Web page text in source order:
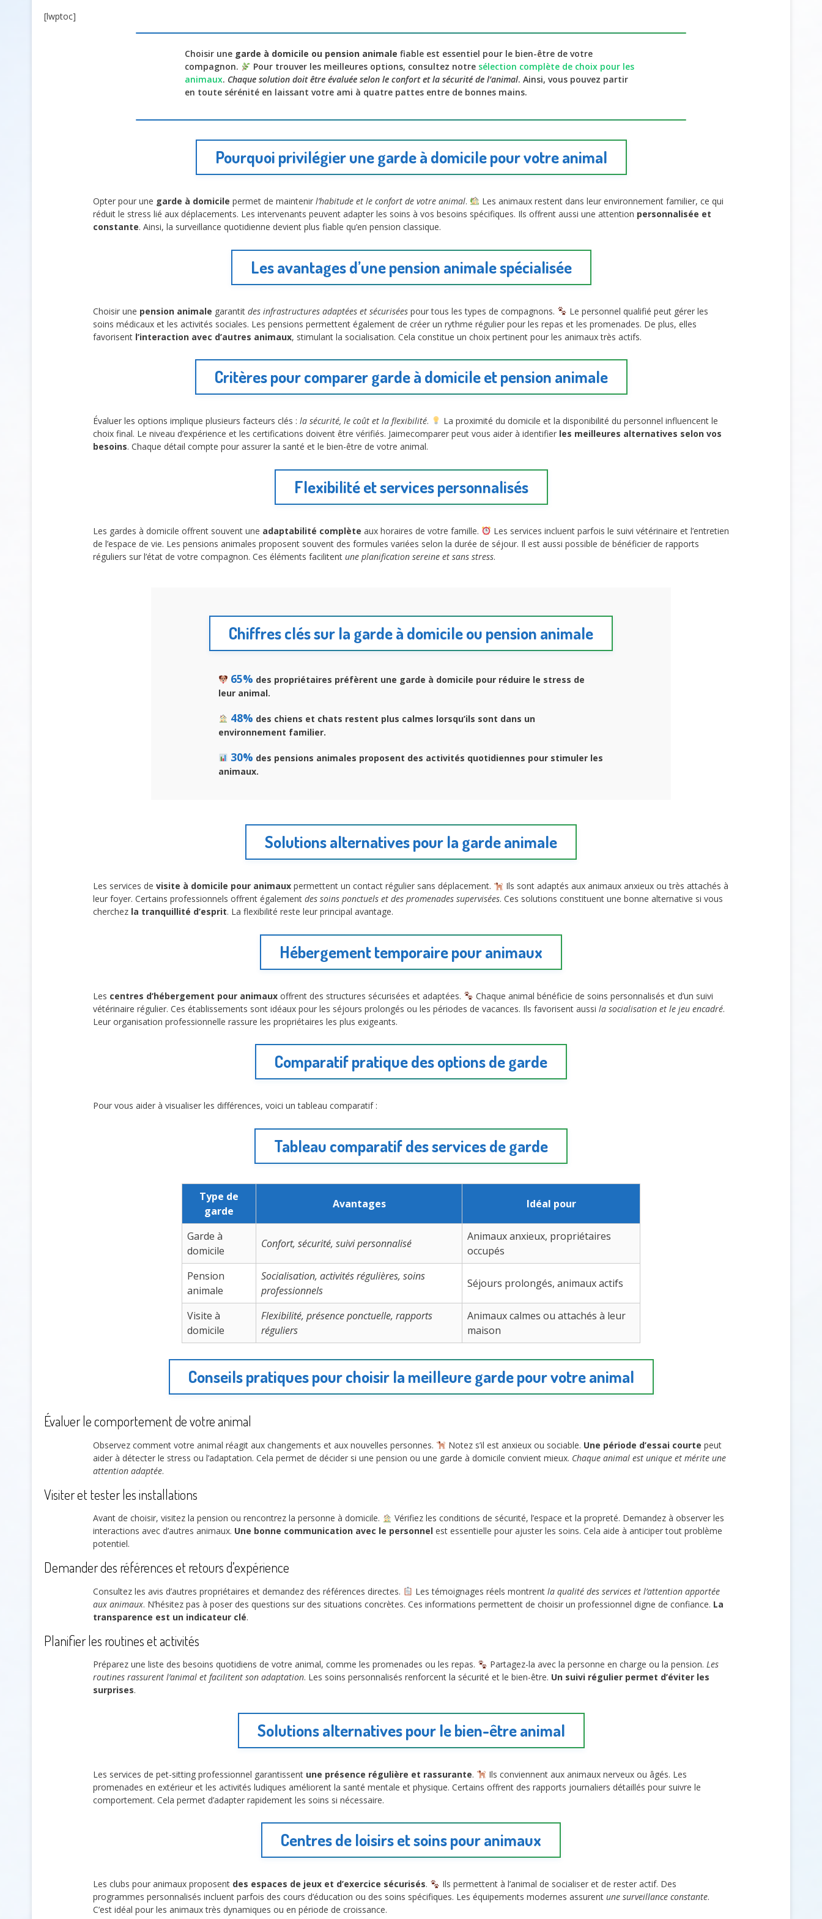
[lwptoc]
Choisir une garde à domicile ou pension animale fiable est essentiel pour le bien-être de votre
compagnon.
Pour trouver les meilleures options, consultez notre sélection complète de choix pour les
animaux. Chaque solution doit être évaluée selon le confort et la sécurité de l’animal. Ainsi, vous pouvez partir
en toute sérénité en laissant votre ami à quatre pattes entre de bonnes mains.
Pourquoi privilégier une garde à domicile pour votre animal
Opter pour une garde à domicile permet de maintenir l’habitude et le confort de votre animal.
Les animaux restent dans leur environnement familier, ce qui
réduit le stress lié aux déplacements. Les intervenants peuvent adapter les soins à vos besoins spécifiques. Ils offrent aussi une attention personnalisée et
constante. Ainsi, la surveillance quotidienne devient plus fiable qu’en pension classique.
Les avantages d’une pension animale spécialisée
Choisir une pension animale garantit des infrastructures adaptées et sécurisées pour tous les types de compagnons.
Le personnel qualifié peut gérer les
soins médicaux et les activités sociales. Les pensions permettent également de créer un rythme régulier pour les repas et les promenades. De plus, elles
favorisent l’interaction avec d’autres animaux, stimulant la socialisation. Cela constitue un choix pertinent pour les animaux très actifs.
Critères pour comparer garde à domicile et pension animale
Évaluer les options implique plusieurs facteurs clés : la sécurité, le coût et la flexibilité.
La proximité du domicile et la disponibilité du personnel influencent le
choix final. Le niveau d’expérience et les certifications doivent être vérifiés. Jaimecomparer peut vous aider à identifier les meilleures alternatives selon vos
besoins. Chaque détail compte pour assurer la santé et le bien-être de votre animal.
Flexibilité et services personnalisés
Les gardes à domicile offrent souvent une adaptabilité complète aux horaires de votre famille.
Les services incluent parfois le suivi vétérinaire et l’entretien
de l’espace de vie. Les pensions animales proposent souvent des formules variées selon la durée de séjour. Il est aussi possible de bénéficier de rapports
réguliers sur l’état de votre compagnon. Ces éléments facilitent une planification sereine et sans stress.
Chiffres clés sur la garde à domicile ou pension animale
65% des propriétaires préfèrent une garde à domicile pour réduire le stress de
leur animal.
48% des chiens et chats restent plus calmes lorsqu’ils sont dans un
environnement familier.
30% des pensions animales proposent des activités quotidiennes pour stimuler les
animaux.
Solutions alternatives pour la garde animale
Les services de visite à domicile pour animaux permettent un contact régulier sans déplacement.
Ils sont adaptés aux animaux anxieux ou très attachés à
leur foyer. Certains professionnels offrent également des soins ponctuels et des promenades supervisées. Ces solutions constituent une bonne alternative si vous
cherchez la tranquillité d’esprit. La flexibilité reste leur principal avantage.
Hébergement temporaire pour animaux
Les centres d’hébergement pour animaux offrent des structures sécurisées et adaptées.
Chaque animal bénéficie de soins personnalisés et d’un suivi
vétérinaire régulier. Ces établissements sont idéaux pour les séjours prolongés ou les périodes de vacances. Ils favorisent aussi la socialisation et le jeu encadré.
Leur organisation professionnelle rassure les propriétaires les plus exigeants.
Comparatif pratique des options de garde
Pour vous aider à visualiser les différences, voici un tableau comparatif :
Tableau comparatif des services de garde
Type de
garde
Avantages Idéal pour
Garde à
domicile
Confort, sécurité, suivi personnalisé
Animaux anxieux, propriétaires
occupés
Pension
animale
Socialisation, activités régulières, soins
professionnels
Séjours prolongés, animaux actifs
Visite à
domicile
Flexibilité, présence ponctuelle, rapports
réguliers
Animaux calmes ou attachés à leur
maison
Conseils pratiques pour choisir la meilleure garde pour votre animal
Évaluer le comportement de votre animal
Observez comment votre animal réagit aux changements et aux nouvelles personnes. Notez s’il est anxieux ou sociable. Une période d’essai courte peut
aider à détecter le stress ou l’adaptation. Cela permet de décider si une pension ou une garde à domicile convient mieux. Chaque animal est unique et mérite une
attention adaptée.
Visiter et tester les installations
Avant de choisir, visitez la pension ou rencontrez la personne à domicile.
Vérifiez les conditions de sécurité, l’espace et la propreté. Demandez à observer les
interactions avec d’autres animaux. Une bonne communication avec le personnel est essentielle pour ajuster les soins. Cela aide à anticiper tout problème
potentiel.
Demander des références et retours d’expérience
Consultez les avis d’autres propriétaires et demandez des références directes. Les témoignages réels montrent la qualité des services et l’attention apportée
aux animaux. N’hésitez pas à poser des questions sur des situations concrètes. Ces informations permettent de choisir un professionnel digne de confiance. La
transparence est un indicateur clé.
Planifier les routines et activités
Préparez une liste des besoins quotidiens de votre animal, comme les promenades ou les repas. Partagez-la avec la personne en charge ou la pension. Les
routines rassurent l’animal et facilitent son adaptation. Les soins personnalisés renforcent la sécurité et le bien-être. Un suivi régulier permet d’éviter les
surprises.
Solutions alternatives pour le bien-être animal
Les services de pet-sitting professionnel garantissent une présence régulière et rassurante.
Ils conviennent aux animaux nerveux ou âgés. Les
promenades en extérieur et les activités ludiques améliorent la santé mentale et physique. Certains offrent des rapports journaliers détaillés pour suivre le
comportement. Cela permet d’adapter rapidement les soins si nécessaire.
Centres de loisirs et soins pour animaux
Les clubs pour animaux proposent des espaces de jeux et d’exercice sécurisés.
Ils permettent à l’animal de socialiser et de rester actif. Des
programmes personnalisés incluent parfois des cours d’éducation ou des soins spécifiques. Les équipements modernes assurent une surveillance constante.
C’est idéal pour les animaux très dynamiques ou en période de croissance.